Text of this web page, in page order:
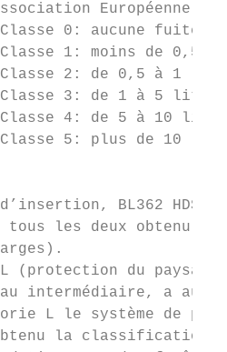
Européenne
0: aucune fuite
1: moins de 0,5
2: de 0,5 à 1
3: de 1 à 5
4: de 5 à 10
5: plus de 10
BL362 HDS
les deux obtenu
(protection du paysage)
intermédiaire, a
L le système de
la classification